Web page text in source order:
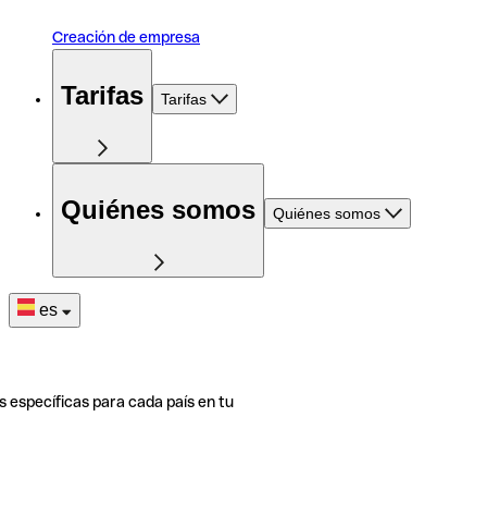
Creación de empresa
Tarifas Tarifas
Quiénes somos Quiénes somos
es
específicas para cada país en tu